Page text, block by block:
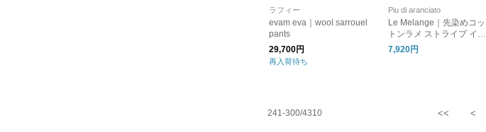
ラフィー
evam eva｜wool sarrouel
pants
29,700円
再入荷待ち
Piu di aranciato
Le Melange｜先染めコッ
トンラメ ストライプ イー
ジーパンツ 8613509
7,920円
241-300/4310 << <